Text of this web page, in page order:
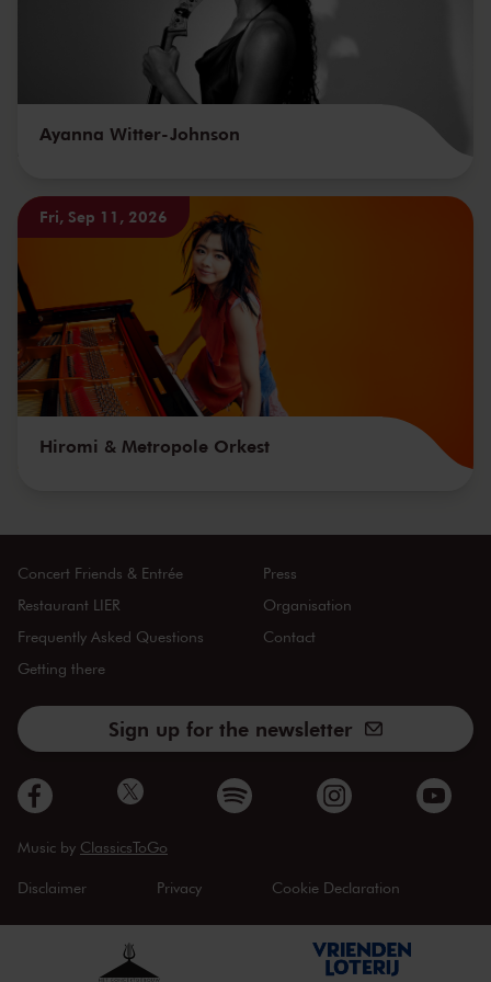
Ayanna Witter-Johnson
Fri, Sep 11, 2026
Hiromi & Metropole Orkest
Concert Friends & Entrée
Restaurant LIER
Frequently Asked Questions
Getting there
Press
Organisation
Contact
Sign up for the newsletter
Music by ClassicsToGo
Disclaimer Privacy Cookie Declaration